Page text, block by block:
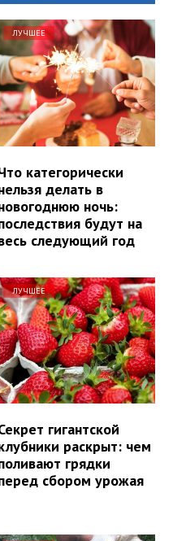
ЛУЧШЕЕ
категорически
делать в
ночь:
будут на
следующий год
ЛУЧШЕЕ
гигантской
раскрыт: чем
грядки
сбором урожая